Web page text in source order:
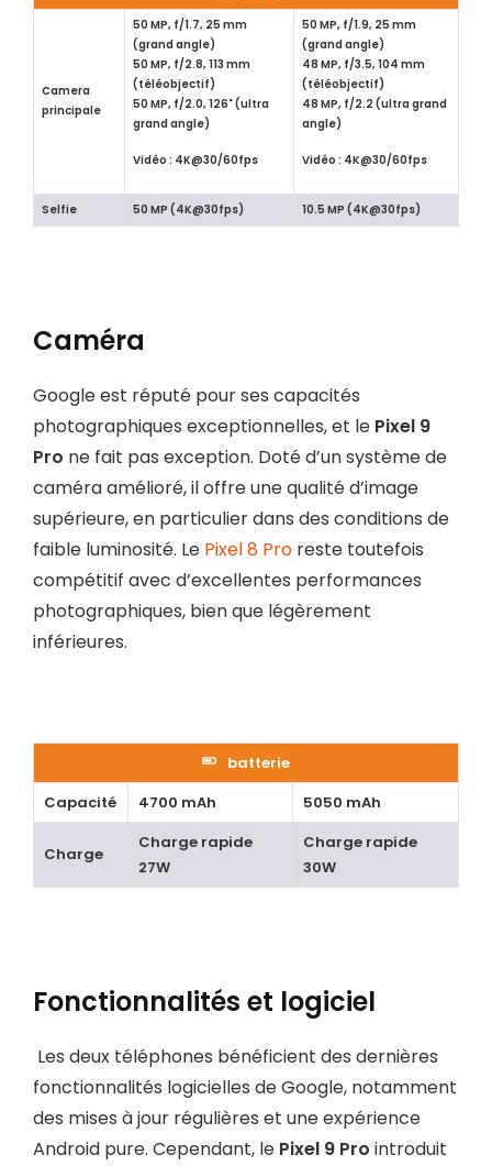
Camera
principale
50 MP, f/1.7, 25 mm
(grand angle)
50 MP, f/2.8, 113 mm
(téléobjectif)
50 MP, f/2.0, 126˚ (ultra
grand angle)
Vidéo : 4K@30/60fps
50 MP, f/1.9, 25 mm
(grand angle)
48 MP, f/3.5, 104 mm
(téléobjectif)
48 MP, f/2.2 (ultra grand
angle)
Vidéo : 4K@30/60fps
Selfie 50 MP (4K@30fps) 10.5 MP (4K@30fps)
Caméra
Google est réputé pour ses capacités
photographiques exceptionnelles, et le Pixel 9
Pro ne fait pas exception. Doté d’un système de
caméra amélioré, il offre une qualité d’image
supérieure, en particulier dans des conditions de
faible luminosité. Le Pixel 8 Pro reste toutefois
compétitif avec d’excellentes performances
photographiques, bien que légèrement
inférieures.
batterie
Capacité
4700 mAh 5050 mAh
Charge
Charge rapide
27W
Charge rapide
30W
Fonctionnalités et logiciel
Les deux téléphones bénéficient des dernières
fonctionnalités logicielles de Google, notamment
des mises à jour régulières et une expérience
Android pure. Cependant, le Pixel 9 Pro introduit